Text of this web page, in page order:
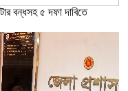
বন্ধসহ ৫ দফা দাবিতে